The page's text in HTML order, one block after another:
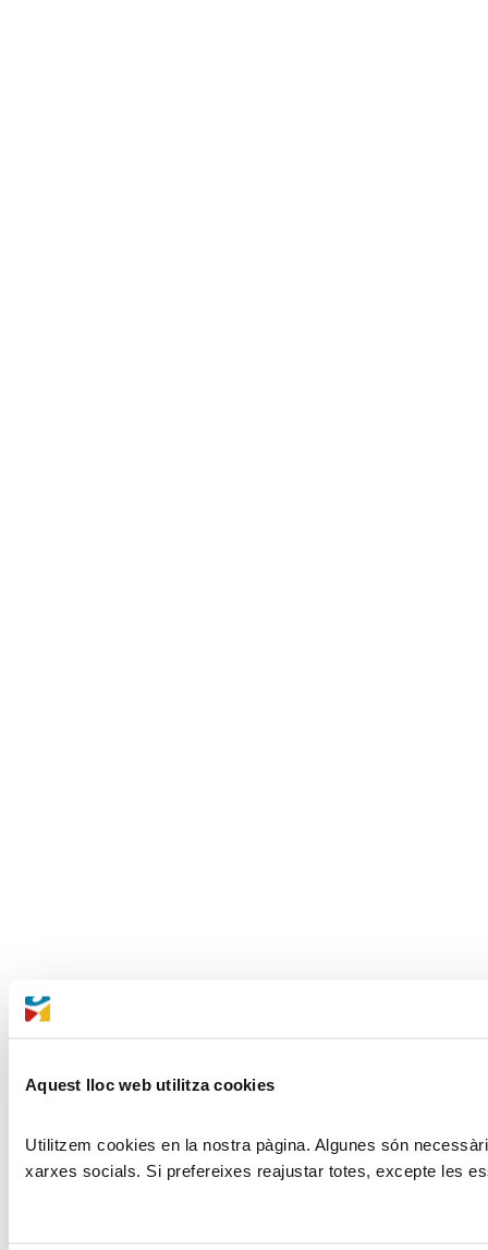
Aquest lloc web utilitza cookies
Utilitzem cookies en la nostra pàgina. Algunes són
xarxes socials. Si prefereixes reajustar totes, excepte les